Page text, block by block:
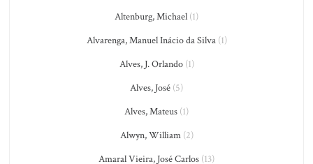
Altenburg, Michael (1)
Alvarenga, Manuel Inácio da Silva(1)
Alves, J. Orlando(1)
Alves, José (5)
Alves, Mateus (1)
Alwyn, William(2)
Amaral Vieira, José Carlos (13)